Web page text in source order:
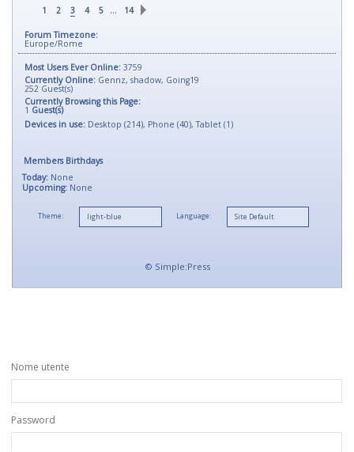
1 2 3 4 5 … 14
Forum Timezone:
Europe/Rome
Most Users Ever Online: 3759
Currently Online: Gennz, shadow, Going19
252 Guest(s)
Currently Browsing this Page:
1 Guest(s)
Devices in use: Desktop (214), Phone (40), Tablet (1)
Members Birthdays
Today: None
Upcoming: None
Theme: Language:
© Simple:Press
Nome utente
Password